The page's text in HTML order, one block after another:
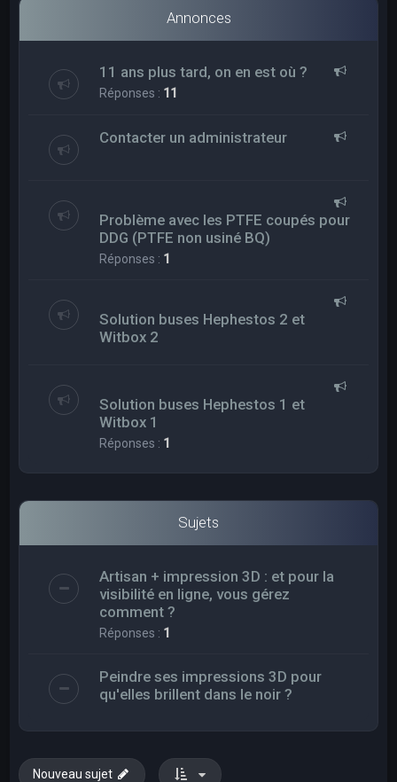
Annonces
11 ans plus tard, on en est où ?
Réponses : 11
Contacter un administrateur
Problème avec les PTFE coupés pour
DDG (PTFE non usiné BQ)
Réponses : 1
Solution buses Hephestos 2 et
Witbox 2
Solution buses Hephestos 1 et
Witbox 1
Réponses : 1
Sujets
Artisan + impression 3D : et pour la
visibilité en ligne, vous gérez
comment ?
Réponses : 1
Peindre ses impressions 3D pour
qu'elles brillent dans le noir ?
Nouveau sujet